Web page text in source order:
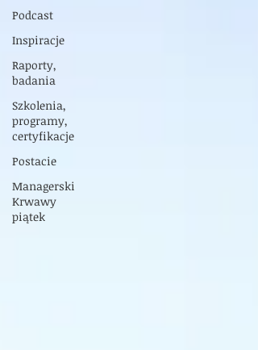
Podcast
Inspiracje
Raporty,
badania
Szkolenia,
programy,
certyfikacje
Postacie
Managerski
Krwawy
piątek